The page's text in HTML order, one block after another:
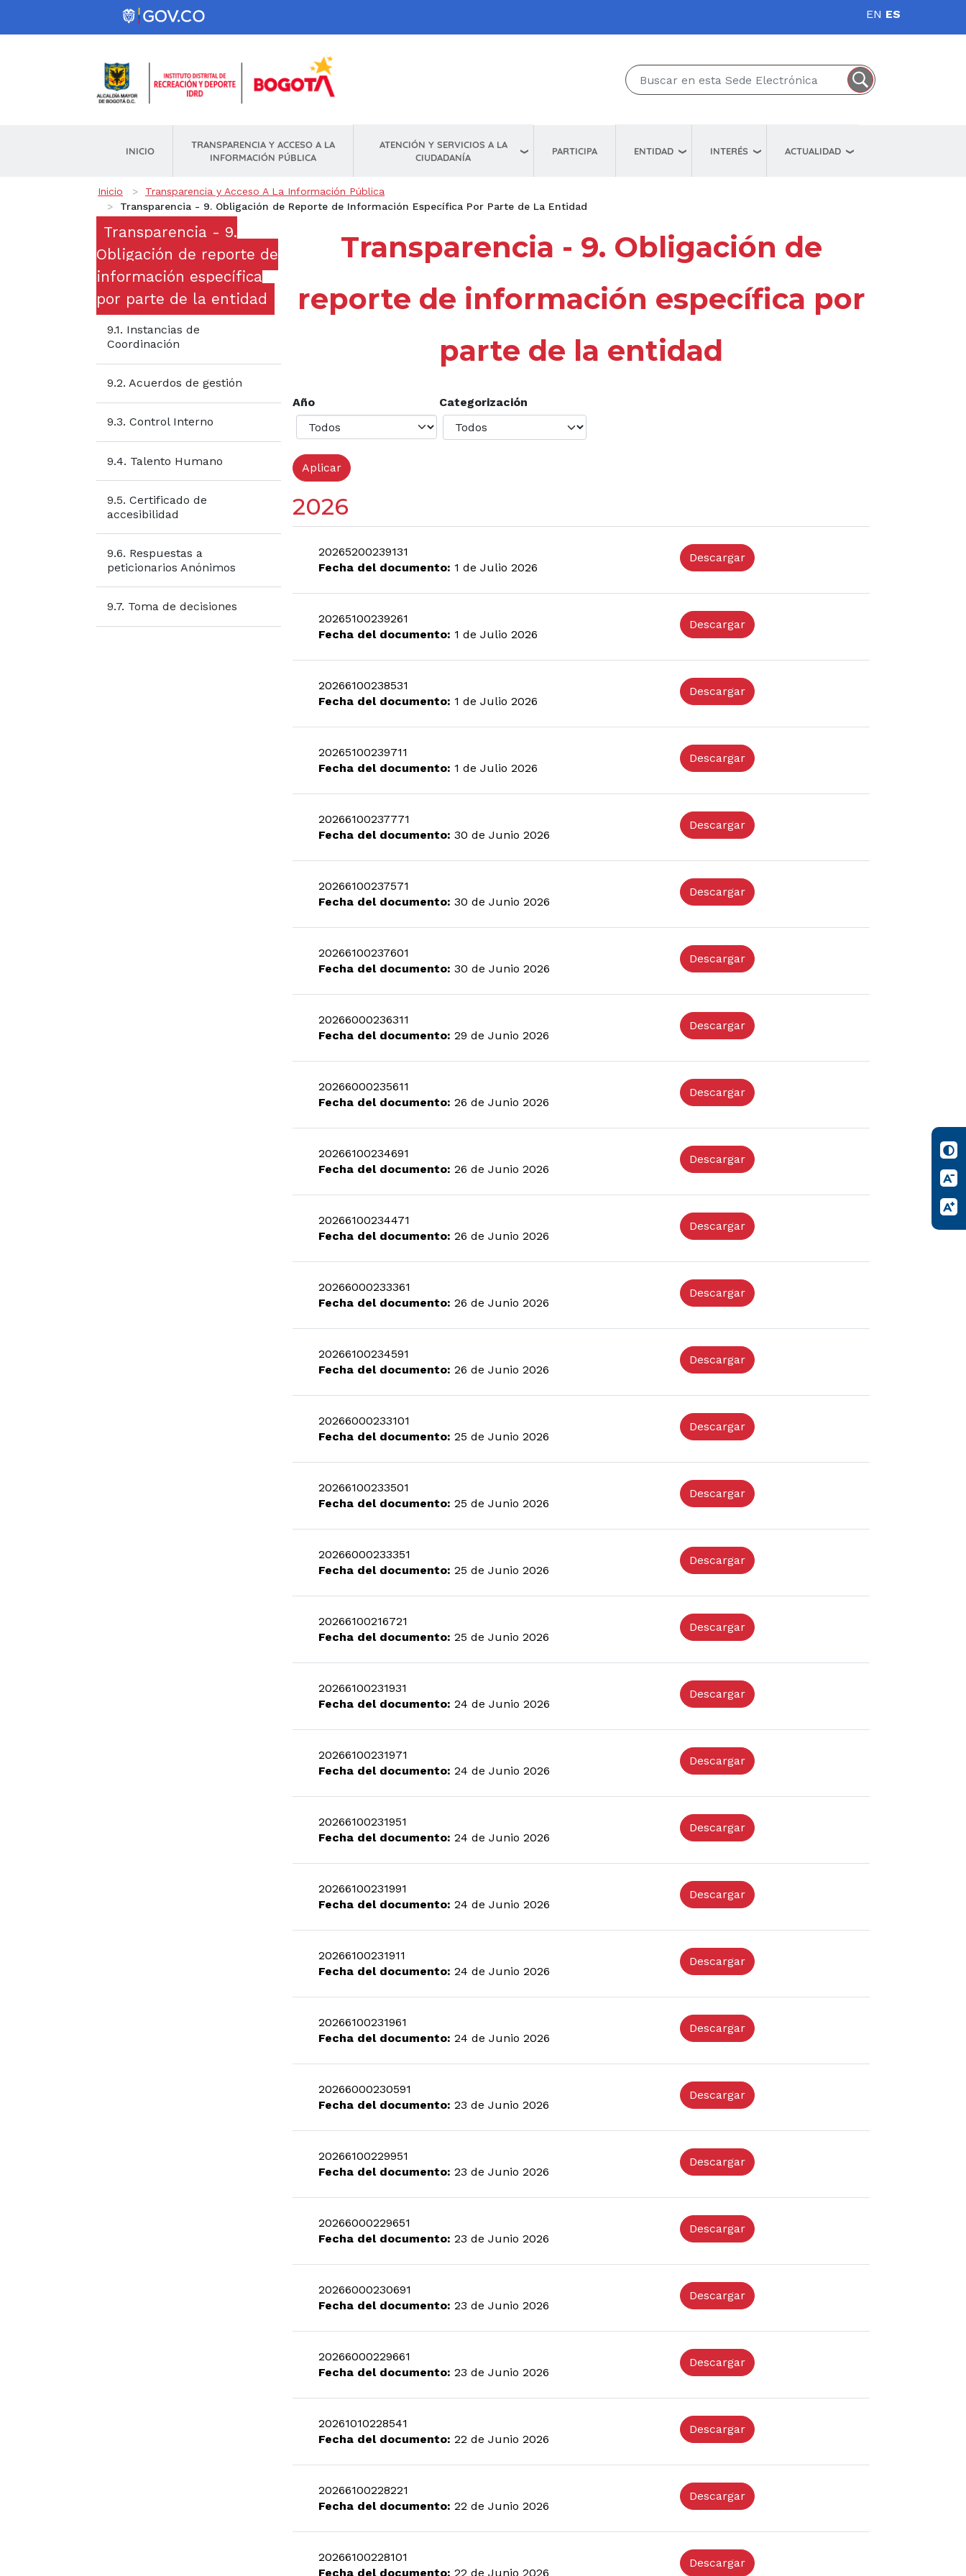
Pasar al contenido principal EN ES
INICIO
TRANSPARENCIA Y ACCESO A LA
INFORMACIÓN PÚBLICA
ATENCIÓN Y SERVICIOS A LA
CIUDADANÍA
PARTICIPA ENTIDAD INTERÉS ACTUALIDAD
Ruta de navegación
Inicio
Transparencia y Acceso A La Información Pública
Transparencia - 9. Obligación de Reporte de Información Específica Por Parte de La Entidad
Transparencia - 9.
Obligación de reporte de
información específica
por parte de la entidad
9.1. Instancias de
Coordinación
9.2. Acuerdos de gestión
9.3. Control Interno
9.4. Talento Humano
9.5. Certificado de
accesibilidad
9.6. Respuestas a
peticionarios Anónimos
9.7. Toma de decisiones
Transparencia - 9. Obligación de
reporte de información específica por
parte de la entidad
Año Categorización
2026
20265200239131
Fecha del documento: 1 de Julio 2026
Descargar
20265100239261
Fecha del documento: 1 de Julio 2026
Descargar
20266100238531
Fecha del documento: 1 de Julio 2026
Descargar
20265100239711
Fecha del documento: 1 de Julio 2026
Descargar
20266100237771
Fecha del documento: 30 de Junio 2026
Descargar
20266100237571
Fecha del documento: 30 de Junio 2026
Descargar
20266100237601
Fecha del documento: 30 de Junio 2026
Descargar
20266000236311
Fecha del documento: 29 de Junio 2026
Descargar
20266000235611
Fecha del documento: 26 de Junio 2026
Descargar
20266100234691
Fecha del documento: 26 de Junio 2026
Descargar
20266100234471
Fecha del documento: 26 de Junio 2026
Descargar
20266000233361
Fecha del documento: 26 de Junio 2026
Descargar
20266100234591
Fecha del documento: 26 de Junio 2026
Descargar
20266000233101
Fecha del documento: 25 de Junio 2026
Descargar
20266100233501
Fecha del documento: 25 de Junio 2026
Descargar
20266000233351
Fecha del documento: 25 de Junio 2026
Descargar
20266100216721
Fecha del documento: 25 de Junio 2026
Descargar
20266100231931
Fecha del documento: 24 de Junio 2026
Descargar
20266100231971
Fecha del documento: 24 de Junio 2026
Descargar
20266100231951
Fecha del documento: 24 de Junio 2026
Descargar
20266100231991
Fecha del documento: 24 de Junio 2026
Descargar
20266100231911
Fecha del documento: 24 de Junio 2026
Descargar
20266100231961
Fecha del documento: 24 de Junio 2026
Descargar
20266000230591
Fecha del documento: 23 de Junio 2026
Descargar
20266100229951
Fecha del documento: 23 de Junio 2026
Descargar
20266000229651
Fecha del documento: 23 de Junio 2026
Descargar
20266000230691
Fecha del documento: 23 de Junio 2026
Descargar
20266000229661
Fecha del documento: 23 de Junio 2026
Descargar
20261010228541
Fecha del documento: 22 de Junio 2026
Descargar
20266100228221
Fecha del documento: 22 de Junio 2026
Descargar
20266100228101
Fecha del documento: 22 de Junio 2026
Descargar